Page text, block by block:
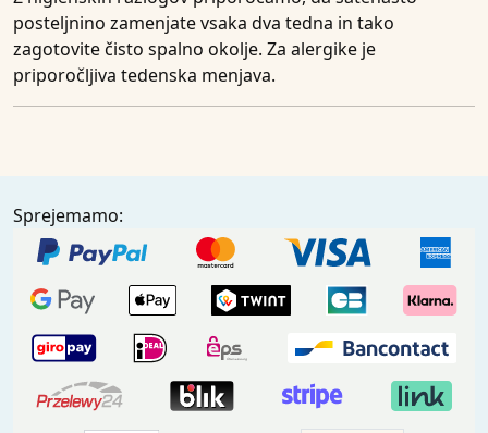
posteljnino zamenjate vsaka dva tedna in tako
zagotovite čisto spalno okolje. Za alergike je
priporočljiva tedenska menjava.
Sprejemamo: